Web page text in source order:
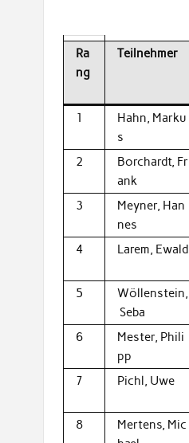
Ra
ng
Teilnehmer
1
Hahn, Marku
s
2
Borchardt, Fr
ank
3
Meyner, Han
nes
4
Larem, Ewald
5
Wöllenstein,
Seba
6
Mester, Phili
pp
7
Pichl, Uwe
8
Mertens, Mic